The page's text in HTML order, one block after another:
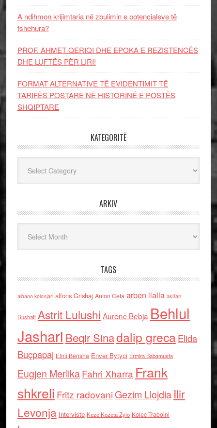
A ndihmon krijimtaria në zbulimin e potencialeve të
fshehura?
PROF. AHMET QERIQI DHE EPOKA E REZISTENCЁS
DHE LUFTЁS PЁR LIRI!
FORMAT ALTERNATIVE TË EVIDENTIMIT TË
TARIFËS POSTARE NË HISTORINË E POSTËS
SHQIPTARE
KATEGORITË
ARKIV
TAGS
albano kolonjari alfons Grishaj Anton Cefa arben llalla asllan
Bushati Astrit Lulushi Aurenc Bebja Behlul
Jashari Beqir Sinadalip grecaElida
Buçpapaj Elmi Berisha Enver Bytyci Ermira Babamusta
Eugjen MerlikaFahri Xharra Frank
shkreli Fritz radovaniGezim Llojdia Ilir
Levonja Interviste Keze Kozeta Zylo Kolec Traboini